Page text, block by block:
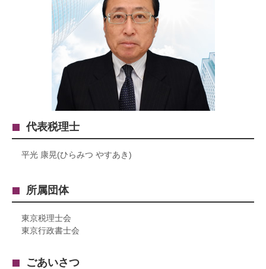
代表税理士
平光 康晃(ひらみつ やすあき)
所属団体
東京税理士会
東京行政書士会
ごあいさつ